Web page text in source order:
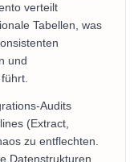
verteilt
Tabellen, was
und
Audits
(Extract,
zu entflechten.
Datenstrukturen